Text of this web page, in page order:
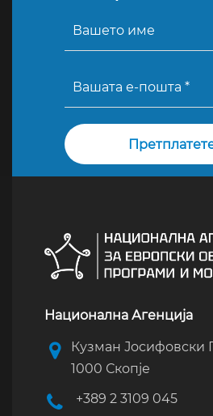
Национална Агенција
Кузман Јосифовски
1000 Скопје
+389 2 3109 045